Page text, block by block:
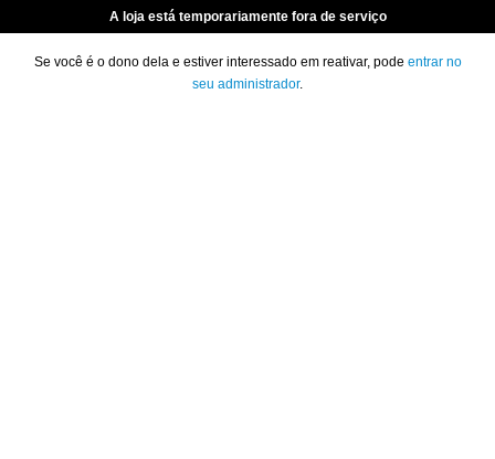
A loja está temporariamente fora de serviço
Se você é o dono dela e estiver interessado em reativar, pode entrar no
seu administrador.